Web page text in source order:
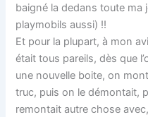
baigné la dedans toute ma
playmobils aussi) !!
Et pour la plupart, à mon
était tous pareils, dès que
une nouvelle boite, on
truc, puis on le démontait,
remontait autre chose